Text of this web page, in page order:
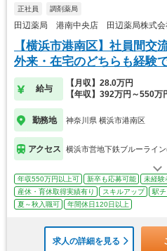
正社員 調剤薬局
田辺薬局 港南中央店 田辺薬局株式会
【横浜市港南区】社員間交
外来・在宅のどちらも経験
給与
【月収】28.0万円
【年収】392万円～550万
勤務地 神奈川県 横浜市港南区
アクセス 横浜市営地下鉄ブルーライ
年収550万円以上可 新卒も応募可能 未経験
産休・育休取得実績有り
スキルアップ 駅チ
夏～秋入職可
年間休日120日以上
求人の詳細を見る